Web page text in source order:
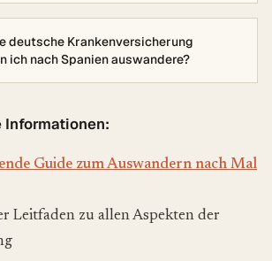
deutsche Krankenversicherung
ich nach Spanien auswandere?
Guide zum Auswandern nach Mal
Leitfaden zu allen Aspekten der